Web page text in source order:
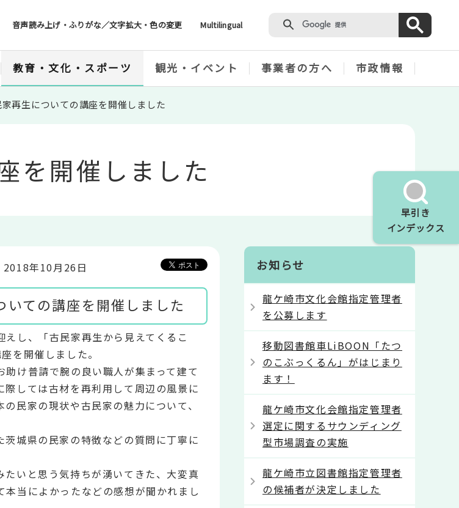
音声読み上げ・ふりがな／文字拡大・色の変更 Multilingual
早引き
インデックス
教育・文化・スポーツ 観光・イベント 事業者の方へ 市政情報
再生についての講座を開催しました
を開催しました
2018年10月26日
ての講座を開催しました
し、「古民家再生から見えてくるこ
を開催しました。
け普請で腕の良い職人が集まって建て
しては古材を再利用して周辺の風景に
民家の現状や古民家の魅力について、
城県の民家の特徴などの質問に丁寧に
いと思う気持ちが湧いてきた、大変真
当によかったなどの感想が聞かれまし
お知らせ
龍ケ崎市文化会館指定管理者
を公募します
移動図書館車LiBOON「たつ
のこぶっくるん」がはじまり
ます！
龍ケ崎市文化会館指定管理者
選定に関するサウンディング
型市場調査の実施
龍ケ崎市立図書館指定管理者
の候補者が決定しました